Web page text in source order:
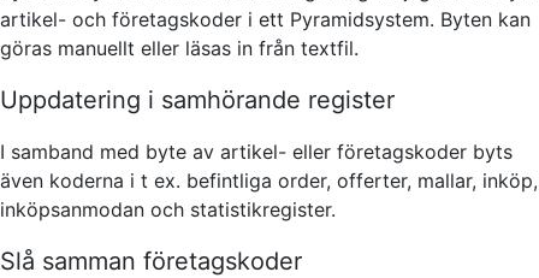
artikel- och företagskoder i ett Pyramidsystem. Byten kan
göras manuellt eller läsas in från textfil.
Uppdatering i samhörande register
I samband med byte av artikel- eller företagskoder byts
även koderna i t ex. befintliga order, offerter, mallar, inköp,
inköpsanmodan och statistikregister.
Slå samman företagskoder